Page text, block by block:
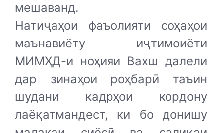
мешаванд.
Натиҷаҳои фаъолияти соҳаҳои
маънавиёту иҷтимоиёти
МИМҲД-и ноҳияи Вахш далели
дар зинаҳои роҳбарӣ таъин
шудани кадрҳои кордону
лаёқатмандест, ки бо донишу